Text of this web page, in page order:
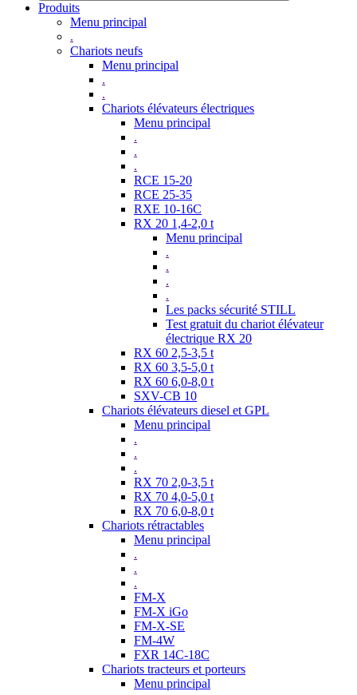
Produits
Menu principal
.
Chariots neufs
Menu principal
.
.
Chariots élévateurs électriques
Menu principal
.
.
.
RCE 15-20
RCE 25-35
RXE 10-16C
RX 20 1,4-2,0 t
Menu principal
.
.
.
.
Les packs sécurité STILL
Test gratuit du chariot élévateur
électrique RX 20
RX 60 2,5-3,5 t
RX 60 3,5-5,0 t
RX 60 6,0-8,0 t
SXV-CB 10
Chariots élévateurs diesel et GPL
Menu principal
.
.
.
RX 70 2,0-3,5 t
RX 70 4,0-5,0 t
RX 70 6,0-8,0 t
Chariots rétractables
Menu principal
.
.
.
FM-X
FM-X iGo
FM-X-SE
FM-4W
FXR 14C-18C
Chariots tracteurs et porteurs
Menu principal